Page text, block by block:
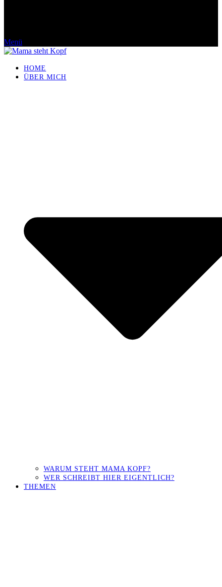
Menü
HOME
ÜBER MICH
WARUM STEHT MAMA KOPF?
WER SCHREIBT HIER EIGENTLICH?
THEMEN